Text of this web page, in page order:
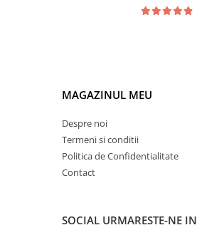
MAGAZINUL MEU
Despre noi
Termeni si conditii
Politica de Confidentialitate
Contact
SOCIAL URMARESTE-NE